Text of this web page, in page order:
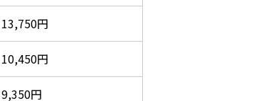
13,750円
10,450円
9,350円